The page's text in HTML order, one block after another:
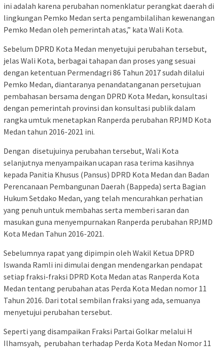
ini adalah karena perubahan nomenklatur perangkat daerah di
lingkungan Pemko Medan serta pengambilalihan kewenangan
Pemko Medan oleh pemerintah atas,” kata Wali Kota.
Sebelum DPRD Kota Medan menyetujui perubahan tersebut,
jelas Wali Kota, berbagai tahapan dan proses yang sesuai
dengan ketentuan Permendagri 86 Tahun 2017 sudah dilalui
Pemko Medan, diantaranya penandatanganan persetujuan
pembahasan bersama dengan DPRD Kota Medan, konsultasi
dengan pemerintah provinsi dan konsultasi publik dalam
rangka umtuk menetapkan Ranperda perubahan RPJMD Kota
Medan tahun 2016-2021 ini.
Dengan disetujuinya perubahan tersebut, Wali Kota
selanjutnya menyampaikan ucapan rasa terima kasihnya
kepada Panitia Khusus (Pansus) DPRD Kota Medan dan Badan
Perencanaan Pembangunan Daerah (Bappeda) serta Bagian
Hukum Setdako Medan, yang telah mencurahkan perhatian
yang penuh untuk membahas serta memberi saran dan
masukan guna menyempurnakan Ranperda perubahan RPJMD
Kota Medan Tahun 2016-2021.
Sebelumnya rapat yang dipimpin oleh Wakil Ketua DPRD
Iswanda Ramli ini dimulai dengan mendengarkan pendapat
setiap fraksi-fraksi DPRD Kota Medan atas Ranperda Kota
Medan tentang perubahan atas Perda Kota Medan nomor 11
Tahun 2016. Dari total sembilan fraksi yang ada, semuanya
menyetujui perubahan tersebut.
Seperti yang disampaikan Fraksi Partai Golkar melalui H
Ilhamsyah, perubahan terhadap Perda Kota Medan Nomor 11